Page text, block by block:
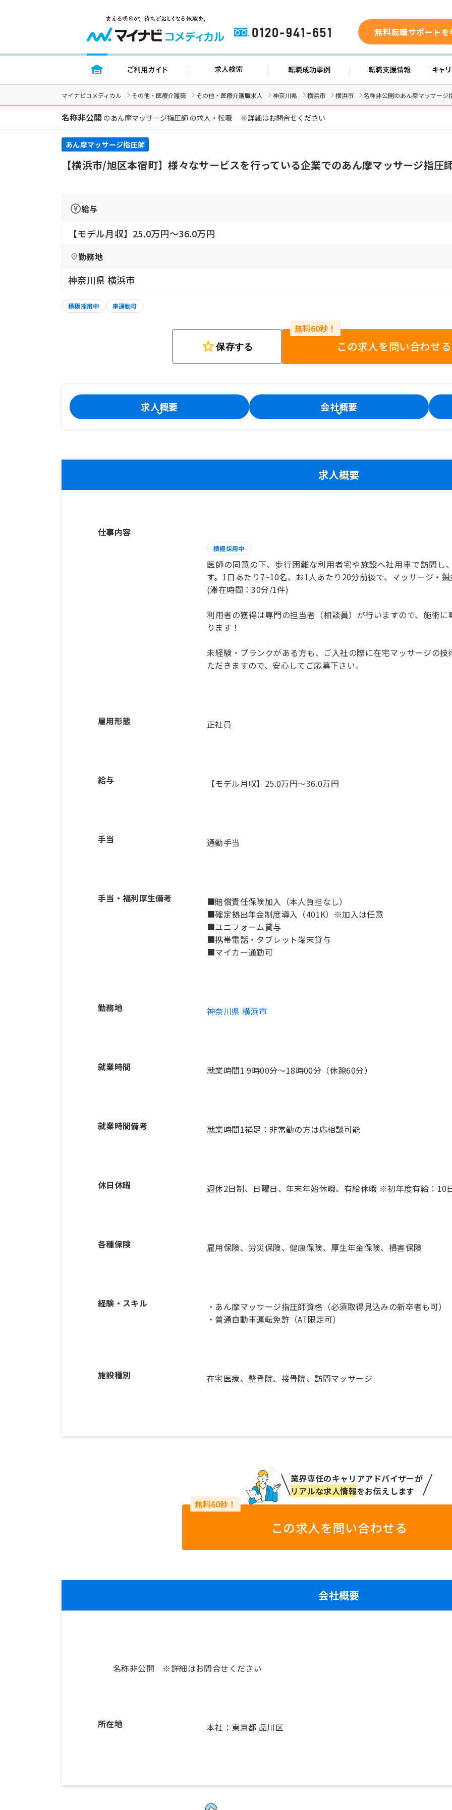
0120-941-651 無料転職サポート
トップページ ご利用ガイド 求人検索 転職成功事例 転職支援
マイナビコメディカル その他・医療介護職 その他・医療介護職求人 神奈川県 横浜市 横浜市 名称非公開のあん摩マッサージ
名称非公開 のあん摩マッサージ指圧師 の求人・転職 ※詳細はお問合せください
あん摩マッサージ指圧師
【横浜市/旭区本宿町】様々なサービスを行っている企業でのあん摩マッサージ指
給与
【モデル月収】25.0万円〜36.0万円
勤務地
神奈川県 横浜市
積極採用中 車通勤可
star保存する この求人を問い合わせる
求人概要 会社概要
求人概要
仕事内容
積極採用中
医師の同意の下、歩行困難な利用者宅や施設へ社用車で訪問し
す。1日あたり7~10名、お1人あたり20分前後で、マッサージ・
(滞在時間：30分/1件)
利用者の獲得は専門の担当者（相談員）が行いますので、施術
ります！
未経験・ブランクがある方も、ご入社の際に在宅マッサージの
雇用形態 正社員
給与 【モデル月収】25.0万円〜36.0万円
手当 通勤手当
手当・福利厚生備考
■賠償責任保険加入（本人負担なし）
■確定拠出年金制度導入（401K）※加入は任意
■ユニフォーム貸与
■携帯電話・タブレット端末貸与
■マイカー通勤可
勤務地 神奈川県 横浜市
就業時間 就業時間1 9時00分〜18時00分（休憩60分）
就業時間備考
休日休暇 週休2日制、日曜日、年末年始休暇、有給休暇 ※初年度有給：10
各種保険 雇用保険、労災保険、健康保険、厚生年金保険、損害保険
経験・スキル
・あん摩マッサージ指圧師資格（必須取得見込みの新卒者も可）
・普通自動車運転免許（AT限定可）
施設種別 在宅医療、整骨院、接骨院、訪問マッサージ
業界専任のキャリアアドバイザーが
リアルな求人情報をお伝えします
この求人を問い合わせる
会社概要
名称非公開 ※詳細はお問合せください
所在地 本社：東京都 品川区